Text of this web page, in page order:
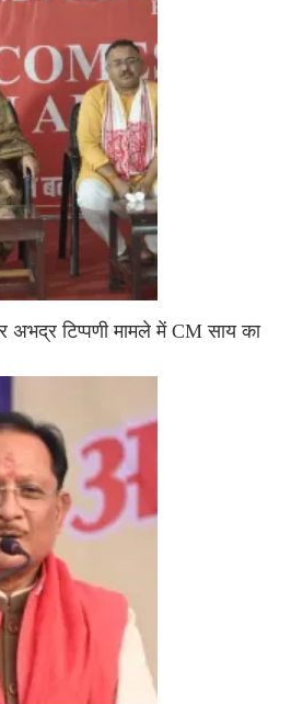
अभद्र टिप्पणी मामले में CM साय का